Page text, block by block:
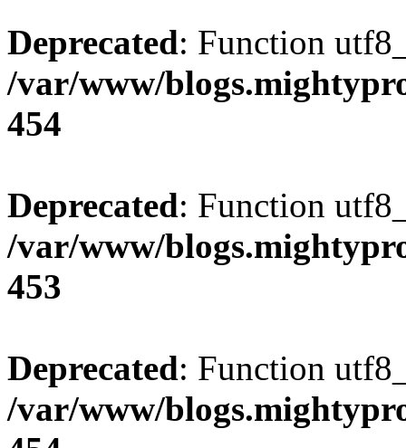
Deprecated: Function
/var/www/
454
Deprecated: Function
/var/www/
453
Deprecated: Function
/var/www/